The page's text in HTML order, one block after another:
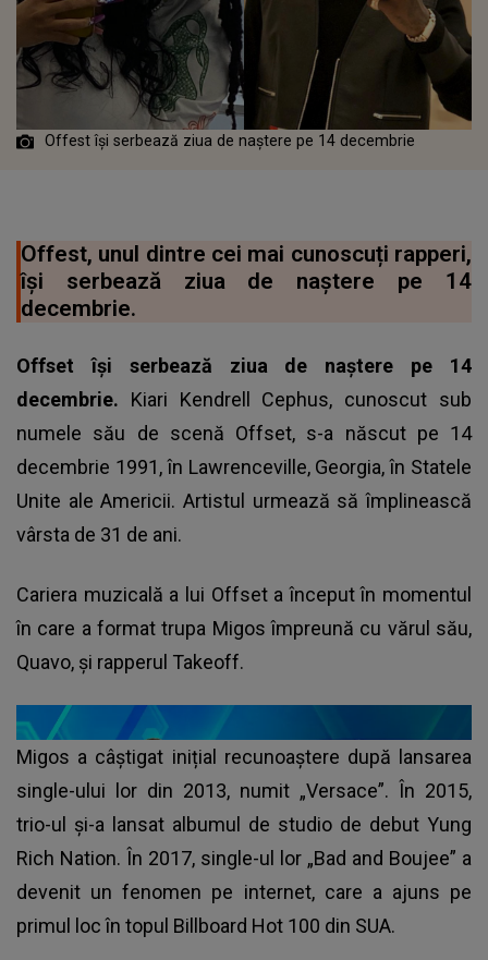
Offest își serbează ziua de naștere pe 14 decembrie
Offest, unul dintre cei mai cunoscuți rapperi,
își serbează ziua de naștere pe 14
decembrie.
Offset își serbează ziua de naștere pe 14
decembrie. Kiari Kendrell Cephus, cunoscut sub
numele său de scenă Offset, s-a născut pe 14
decembrie 1991, în Lawrenceville, Georgia, în Statele
Unite ale Americii. Artistul urmează să împlinească
vârsta de 31 de ani.
Cariera muzicală a lui Offset a început în momentul
în care a format trupa Migos împreună cu vărul său,
Quavo, și rapperul Takeoff.
Migos a câștigat inițial recunoaștere după lansarea
single-ului lor din 2013, numit „Versace”. În 2015,
trio-ul și-a lansat albumul de studio de debut Yung
Rich Nation. În 2017, single-ul lor „Bad and Boujee” a
devenit un fenomen pe internet, care a ajuns pe
primul loc în topul Billboard Hot 100 din SUA.